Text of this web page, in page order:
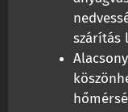
szárítás